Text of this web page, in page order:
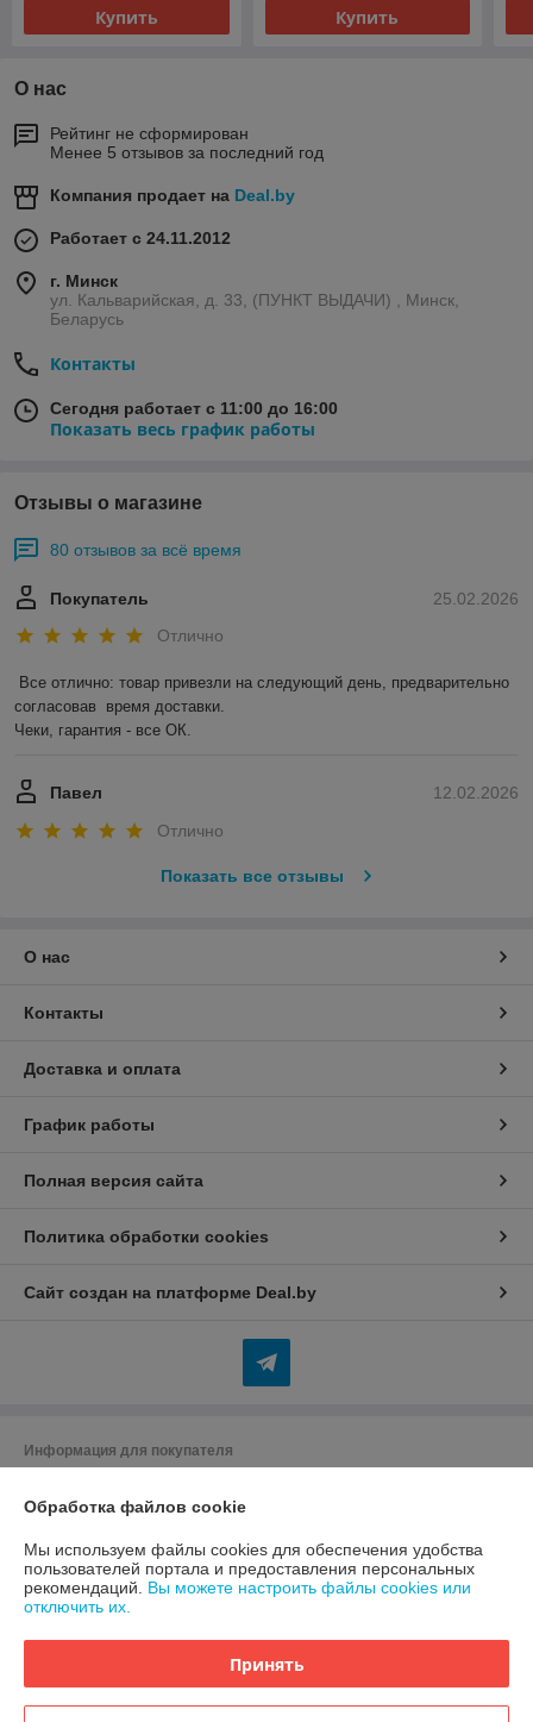
Купить Купить
О нас
Рейтинг не сформирован
Менее 5 отзывов за последний год
Компания продает на Deal.by
Работает с 24.11.2012
г. Минск
ул. Кальварийская, д. 33, (ПУНКТ ВЫДАЧИ) , Минск,
Беларусь
Контакты
Сегодня работает с 11:00 до 16:00
Показать весь график работы
Отзывы о магазине
80 отзывов за всё время
25.02.2026
Покупатель
Отлично
Все отлично: товар привезли на следующий день, предварительно
согласовав  время доставки.
Чеки, гарантия - все ОК.
12.02.2026
Павел
Отлично
Показать все отзывы
О нас
Контакты
Доставка и оплата
График работы
Полная версия сайта
Политика обработки cookies
Сайт создан на платформе Deal.by
Информация для покупателя
предприниматель Бердников Юрий Сергеевич
225416, г.Барановичи, ул. Жукова, д 16/4 кв 103
Регистрационный номер ЕГР: 290355144
УНП: 290355144
Дата регистрации компании: 27.01.2020
Ссылка на свидетельство/лицензию
Обработка файлов cookie
Мы используем файлы cookies для обеспечения удобства
пользователей портала и предоставления персональных
рекомендаций. Вы можете настроить файлы cookies или
отключить их.
Принять